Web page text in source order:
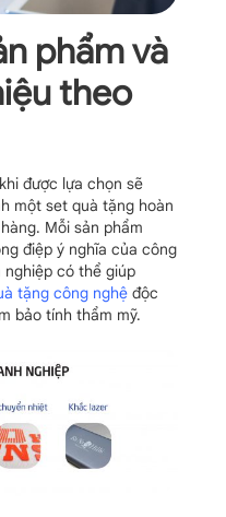
phẩm và
theo
được lựa chọn sẽ
một set quà tặng hoàn
Mỗi sản phẩm
điệp ý nghĩa của công
có thể giúp
tặng công nghệ độc
bảo tính thẩm mỹ.